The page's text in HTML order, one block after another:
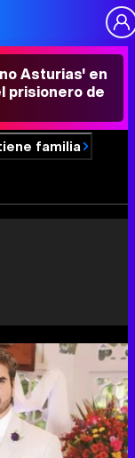
Asturias' en
prisionero de
familia